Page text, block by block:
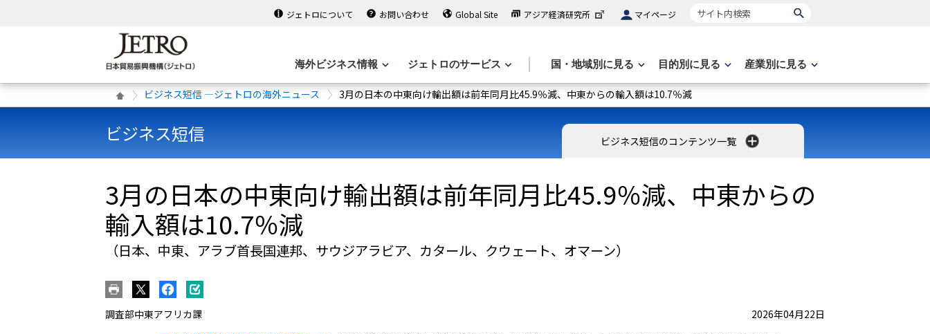
ジェトロについて お問い合わせ Global Site アジア経済研究所 マイページ サイト内検索
海外ビジネス情報 ジェトロのサービス 国・地域別に見る 目的別に見る 産業別に見る
ビジネス短信 ―ジェトロの海外ニュース 3月の日本の中東向け輸出額は前年同月比45.9％減、中東からの輸入額は10.7％減
ビジネス短信 ビジネス短信のコンテンツ一覧
3月の日本の中東向け輸出額は前年同月比45.9％減、中東からの
輸入額は10.7％減
（日本、中東、アラブ首長国連邦、サウジアラビア、カタール、クウェート、オマーン）
調査部中東アフリカ課 2026年04月22日